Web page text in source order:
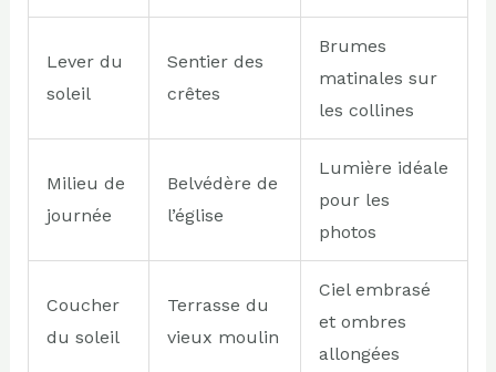
Lever du
soleil
Sentier des
crêtes
Brumes
matinales sur
les collines
Milieu de
journée
Belvédère de
l’église
Lumière idéale
pour les
photos
Coucher
du soleil
Terrasse du
vieux moulin
Ciel embrasé
et ombres
allongées